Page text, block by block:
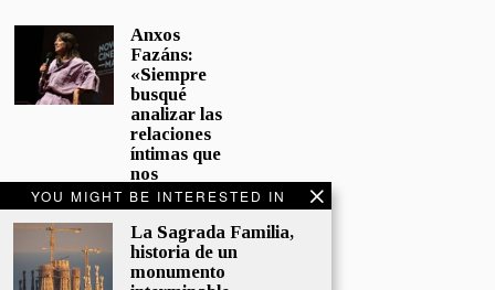
YOU MIGHT BE INTERESTED IN
La Sagrada Familia,
historia de un
monumento
Anxos
Fazáns:
«Siempre
busqué
analizar las
relaciones
íntimas que
nos
afectan»
5 junio, 2026
El hijo de la
cómica, el